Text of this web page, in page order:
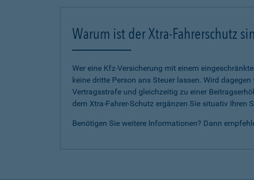
Warum ist der Xtra-Fahrerschutz
Wer eine Kfz-Versicherung mit einem
keine dritte Person ans Steuer lassen. Wird
Vertragsstrafe und gleichzeitig zu einer
dem Xtra-Fahrer-Schutz ergänzen Sie situativ Ihren
Benötigen Sie weitere Informationen? Dann